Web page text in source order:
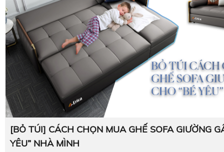
[BỎ TÚI] CÁCH CHỌN MUA GHẾ SOFA GIƯỜNG
YÊU” NHÀ MÌNH